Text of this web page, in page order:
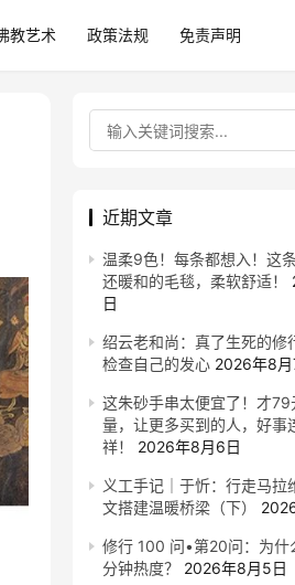
教艺术 政策法规 免责声明
近期文章
温柔9色！每条都想入！这
还暖和的毛毯，柔软舒适！
日
绍云老和尚：真了生死的修
检查自己的发心 2026年8月
这朱砂手串太便宜了！才
量，让更多买到的人，好事
祥！
2026年8月6日
义工手记｜于忻：行走马拉
文搭建温暖桥梁（下）
修行 100 问•第20问：为什
分钟热度？
2026年8月5日